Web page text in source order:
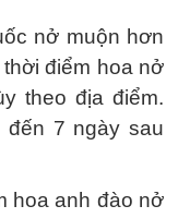
nở muộn hơn
điểm hoa nở
theo địa điểm.
7 ngày sau
hoa anh đào nở